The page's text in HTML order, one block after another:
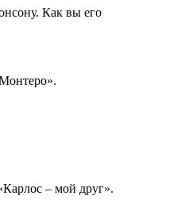
Как вы его
– мой друг».